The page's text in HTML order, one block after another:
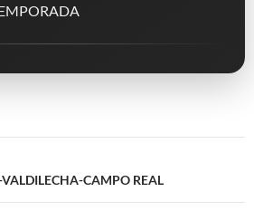
CAMPO REAL